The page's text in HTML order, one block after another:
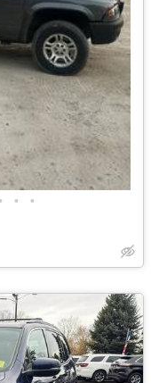
• •